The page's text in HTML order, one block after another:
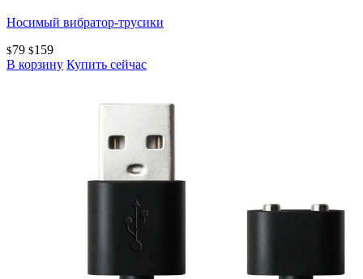
Носимый вибратор-трусики
$79 $159
В корзину Купить сейчас